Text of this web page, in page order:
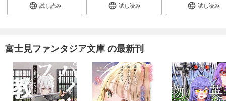
試し読み 試し読み 試し読み
富士見ファンタジア文庫 の最新刊